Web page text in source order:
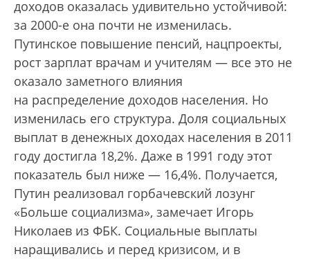
доходов оказалась удивительно устойчивой:
за 2000-е она почти не изменилась.
Путинское повышение пенсий, нацпроекты,
рост зарплат врачам и учителям — все это не
оказало заметного влияния
на распределение доходов населения. Но
изменилась его структура. Доля социальных
выплат в денежных доходах населения в 2011
году достигла 18,2%. Даже в 1991 году этот
показатель был ниже — 16,4%. Получается,
Путин реализовал горбачевский лозунг
«Больше социализма», замечает Игорь
Николаев из ФБК. Социальные выплаты
наращивались и перед кризисом, и в